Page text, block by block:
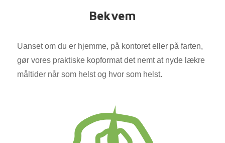
Bekvem
Uanset om du er hjemme, på kontoret eller på farten,
gør vores praktiske kopformat det nemt at nyde lækre
måltider når som helst og hvor som helst.